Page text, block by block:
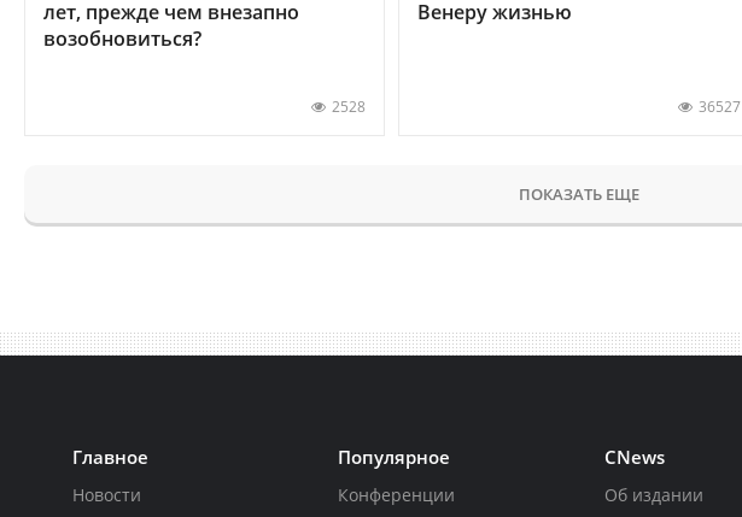
лет, прежде чем внезапно
возобновиться?
2528
Венеру жизнью
36527
ПОКАЗАТЬ ЕЩЕ
Главное
Новости
Популярное
Конференции
CNews
Об издании